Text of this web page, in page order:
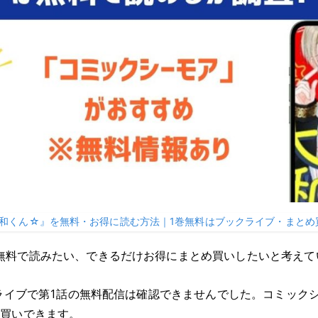
くん☆』を無料・お得に読む方法｜1巻無料はブックライブ・まと
で読みたい、できるだけお得にまとめ買いしたいと考え
ブで第1話の無料配信は確認できませんでした。コミック
いできます。